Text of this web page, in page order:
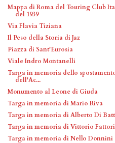
Mappa di Roma del Touring Club
del 1939
Via Flavia Tiziana
Il Peso della Storia di Jaz
Piazza di Sant'Eurosia
Viale Indro Montanelli
Targa in memoria dello
dell'Ac...
Monumento al Leone di Giuda
Targa in memoria di Mario Riva
Targa in memoria di Alberto Di
Targa in memoria di Vittorio Fattori
Targa in memoria di Nello Donnini